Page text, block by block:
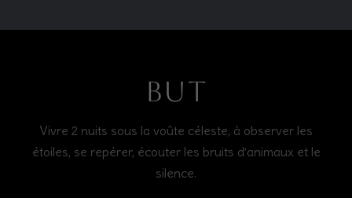
But
Vivre 2 nuits sous la voûte céleste, à observer les
étoiles, se repérer, écouter les bruits d’animaux et le
silence.